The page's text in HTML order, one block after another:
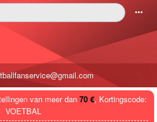
󰄒
van meer dan 70 €, Kortingscode:
VOETBAL